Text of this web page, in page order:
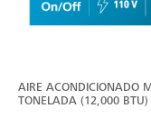
AIRE ACONDICIONADO
TONELADA (12,000